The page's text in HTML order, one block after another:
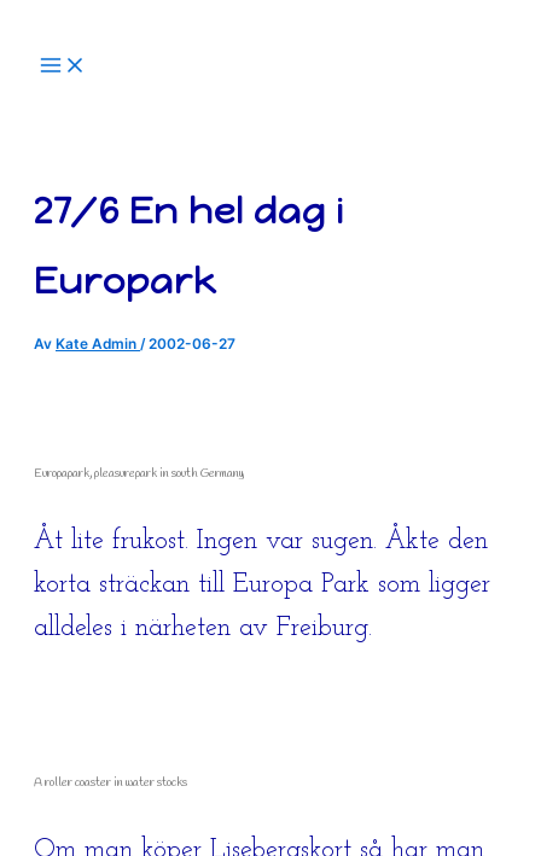
innehåll
27/6 En hel dag i
Europark
Av Kate Admin /2002-06-27
Europapark, pleasurepark in south Germany
Åt lite frukost. Ingen var sugen. Åkte den
korta sträckan till Europa Park som ligger
alldeles i närheten av Freiburg.
A roller coaster in water stocks